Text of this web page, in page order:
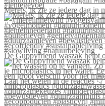
Merels, ik zie ze iedere dag in
De Guppyfriend waszak helpt